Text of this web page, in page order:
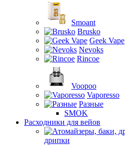
Smoant
Brusko
Geek Vape
Nevoks
Rincoe
Voopoo
Vaporesso
Разные
SMOK
Расходники для вейов
дрипки